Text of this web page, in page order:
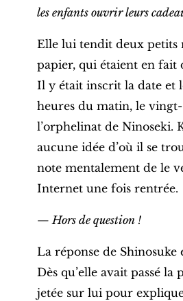
les enfants ouvrir leurs
Elle lui tendit deux petits
papier, qui étaient en fait
Il y était inscrit la date et
heures du matin, le
l’orphelinat de Ninoseki.
aucune idée d’où il se
note mentalement de le
Internet une fois rentrée.
— Hors de question !
La réponse de Shinosuke
Dès qu’elle avait passé la
jetée sur lui pour